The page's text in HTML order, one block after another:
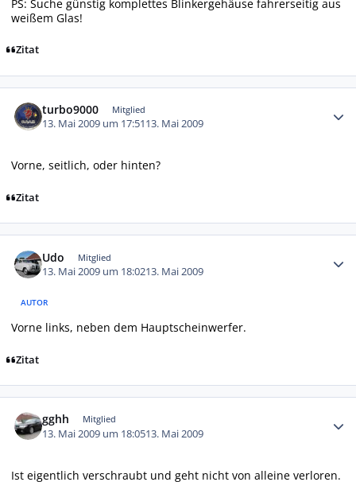
PS: Suche günstig komplettes Blinkergehäuse fahrerseitig aus
weißem Glas!
Zitat
turbo9000 Mitglied
13. Mai 2009 um 17:5113. Mai 2009
Vorne, seitlich, oder hinten?
Zitat
Udo Mitglied
13. Mai 2009 um 18:0213. Mai 2009
AUTOR
Vorne links, neben dem Hauptscheinwerfer.
Zitat
gghh Mitglied
13. Mai 2009 um 18:0513. Mai 2009
Ist eigentlich verschraubt und geht nicht von alleine verloren.